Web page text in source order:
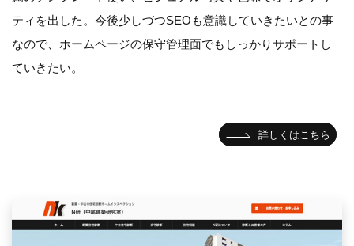
ティを出した。今後少しづつSEOも意識していきたいとの事
なので、ホームページの保守管理面でもしっかりサポートし
ていきたい。
詳しくはこちら